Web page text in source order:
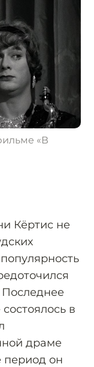
«В
Кёртис не
Последнее
в
драме
период он